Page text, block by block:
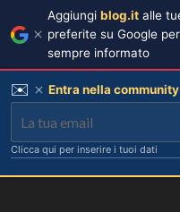
Aggiungi blog.it alle
preferite su Google
sempre informato
✉️ Entra nella
Clicca qui per inserire i tuoi dati